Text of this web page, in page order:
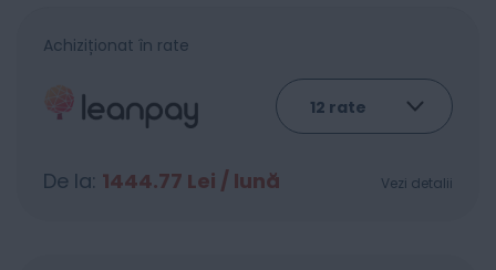
Achiziționat în rate
De la: 1444.77 Lei / lună Vezi detalii